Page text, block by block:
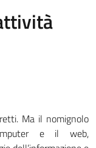
Ma il nomignolo
e il web,